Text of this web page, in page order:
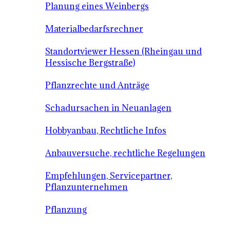
Planung eines Weinbergs
Materialbedarfsrechner
Standortviewer Hessen (Rheingau und
Hessische Bergstraße)
Pflanzrechte und Anträge
Schadursachen in Neuanlagen
Hobbyanbau, Rechtliche Infos
Anbauversuche, rechtliche Regelungen
Empfehlungen, Servicepartner,
Pflanzunternehmen
Pflanzung